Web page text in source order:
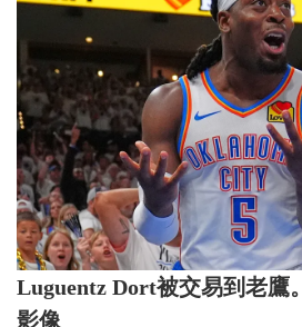
Luguentz Dort被交易到老鷹
影像